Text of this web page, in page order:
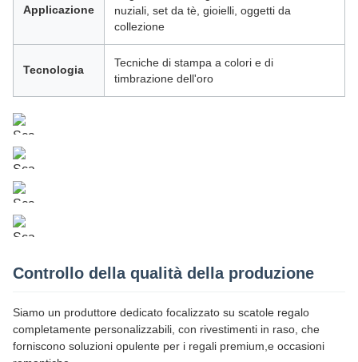
Applicazione
nuziali, set da tè, gioielli, oggetti da
collezione
Tecnologia
Tecniche di stampa a colori e di
timbrazione dell'oro
Controllo della qualità della produzione
Siamo un produttore dedicato focalizzato su scatole regalo
completamente personalizzabili, con rivestimenti in raso, che
forniscono soluzioni opulente per i regali premium,e occasioni